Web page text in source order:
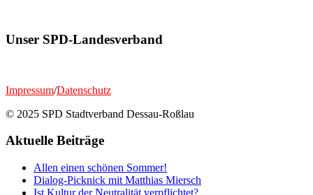
Unser SPD-Landesverband
Impressum/Datenschutz
© 2025 SPD Stadtverband Dessau-Roßlau
Aktuelle Beiträge
Allen einen schönen Sommer!
Dialog-Picknick mit Matthias Miersch